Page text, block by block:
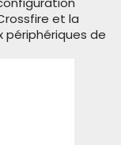
et la
de